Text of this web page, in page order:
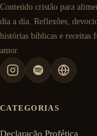
Conteúdo cristão para
dia a dia. Reflexões,
histórias bíblicas e receitas
amor.
CATEGORIAS
Declaração Profética